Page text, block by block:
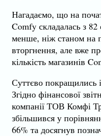
Нагадаємо, що на
Comfy складалась з
менше, ніж станом на
вторгнення, але вже
кількість магазинів
Суттєво покращились
Згідно фінансової
компанії ТОВ Комфі
збільшився у
66% та досягнув